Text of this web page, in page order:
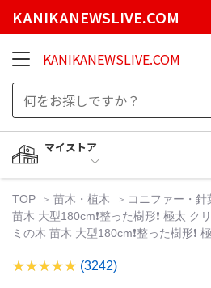
KANIKANEWSLIVE.COM
KANIKANEWSLIVE.COM
マイストア
TOP 苗木・植木 コニファー・針
苗木 大型180cm❗整った樹形❗ 極太 ク
ミの木 苗木 大型180cm❗整った樹形❗
(3242)